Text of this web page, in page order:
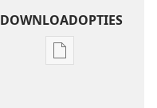
DOWNLOADOPTIES